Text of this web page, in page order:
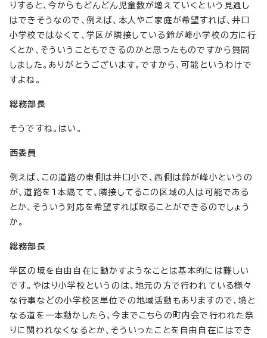
りすると、今からもどんどん児童数が増えていくという見通し
はできそうなので、例えば、本人やご家庭が希望すれば、井口
小学校ではなくて、学区が隣接している鈴が峰小学校の方に行
くとか、そういうこともできるのかと思ったものですから質問
しました。ありがとうございます。ですから、可能というわけで
すよね。
総務部長
そうですね。はい。
西委員
例えば、この道路の東側は井口小で、西側は鈴が峰小というの
が、道路を1本隔てて、隣接してるこの区域の人は可能である
とか、そういう対応を希望すれば取ることができるのでしょう
か。
総務部長
学区の境を自由自在に動かすようなことは基本的には難しい
です。やはり小学校というのは、地元の方で行われている様々
な行事などの小学校区単位での地域活動もありますので、境と
なる道を一本動かしたら、今までこちらの町内会で行われた祭
りに関われなくなるとか、そういったことを自由自在にはでき